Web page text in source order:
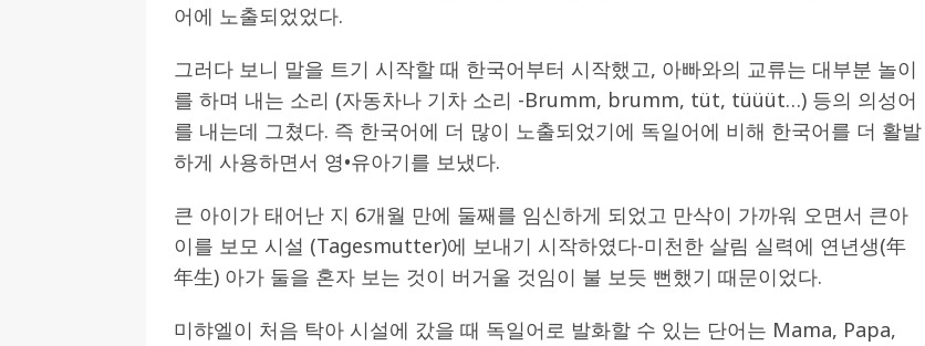
어에 노출되었었다.
그러다 보니 말을 트기 시작할 때 한국어부터 시작했고, 아빠와의 교류는 대부분 놀이
를 하며 내는 소리 (자동차나 기차 소리 -Brumm, brumm, tüt, tüüüt…) 등의 의성어
를 내는데 그쳤다. 즉 한국어에 더 많이 노출되었기에 독일어에 비해 한국어를 더 활발
하게 사용하면서 영•유아기를 보냈다.
큰 아이가 태어난 지 6개월 만에 둘째를 임신하게 되었고 만삭이 가까워 오면서 큰아
이를 보모 시설 (Tagesmutter)에 보내기 시작하였다-미천한 살림 실력에 연년생(年
年生) 아가 둘을 혼자 보는 것이 버거울 것임이 불 보듯 뻔했기 때문이었다.
미햐엘이 처음 탁아 시설에 갔을 때 독일어로 발화할 수 있는 단어는 Mama, Papa,